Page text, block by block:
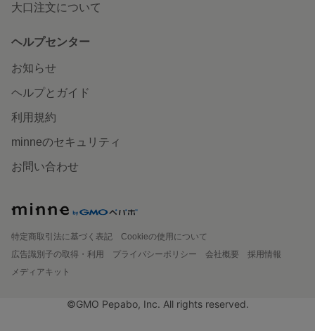
大口注文について
ヘルプセンター
お知らせ
ヘルプとガイド
利用規約
minneのセキュリティ
お問い合わせ
特定商取引法に基づく表記
Cookieの使用について
広告識別子の取得・利用
プライバシーポリシー 会社概要
採用情報
メディアキット
©GMO Pepabo, Inc. All rights reserved.